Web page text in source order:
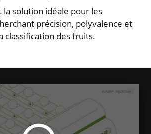
la solution idéale pour les
précision, polyvalence et
classification des fruits.